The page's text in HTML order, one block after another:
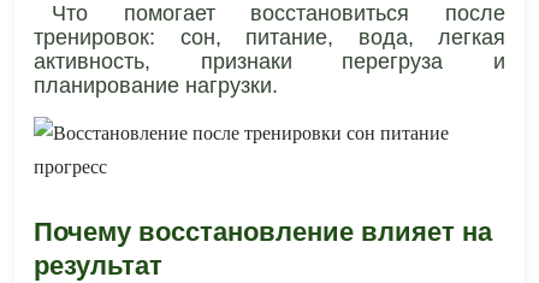
Что помогает восстановиться после
тренировок: сон, питание, вода, легкая
активность, признаки перегруза и
планирование нагрузки.
Почему восстановление влияет на
результат